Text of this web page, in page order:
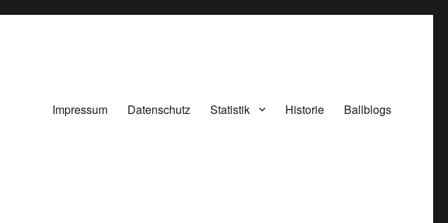
Impressum Datenschutz Statistik Historie Ballblogs